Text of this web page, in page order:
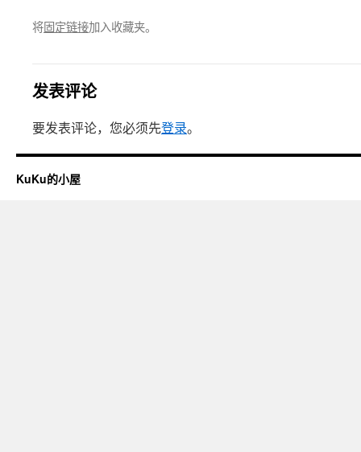
将固定链接加入收藏夹。
发表评论
要发表评论，您必须先登录。
KuKu的小屋